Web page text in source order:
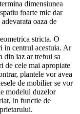
dimensiunea
foarte mic dar
oaza de
stricta. O
in centrul acestuia. Ar
din iaz ar trebui sa
de cele mai apropiate
plantele vor avea
de mobilier se vor
modelul duzelor
in functie de